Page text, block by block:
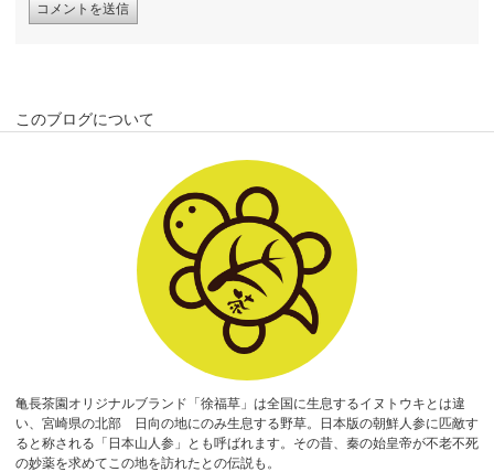
このブログについて
亀長茶園オリジナルブランド「徐福草」は全国に生息するイヌトウキとは違
い、宮崎県の北部 日向の地にのみ生息する野草。日本版の朝鮮人参に匹敵す
ると称される「日本山人参」とも呼ばれます。その昔、秦の始皇帝が不老不死
の妙薬を求めてこの地を訪れたとの伝説も。